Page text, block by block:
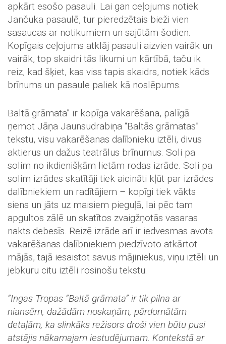
apkārt esošo pasauli. Lai gan ceļojums notiek
Jančuka pasaulē, tur pieredzētais bieži vien
sasaucas ar notikumiem un sajūtām šodien.
Kopīgais ceļojums atklāj pasauli aizvien vairāk un
vairāk, top skaidri tās likumi un kārtībā, taču ik
reiz, kad šķiet, kas viss tapis skaidrs, notiek kāds
brīnums un pasaule paliek kā noslēpums.
Baltā grāmata” ir kopīga vakarēšana, palīgā
ņemot Jāņa Jaunsudrabiņa “Baltās grāmatas”
tekstu, visu vakarēšanas dalībnieku iztēli, divus
aktierus un dažus teatrālus brīnumus. Soli pa
solim no ikdienišķām lietām rodas izrāde. Soli pa
solim izrādes skatītāji tiek aicināti kļūt par izrādes
dalībniekiem un radītājiem – kopīgi tiek vākts
siens un jāts uz maisiem pieguļā, lai pēc tam
apgultos zālē un skatītos zvaigžņotās vasaras
nakts debesīs. Reizē izrāde arī ir iedvesmas avots
vakarēšanas dalībniekiem piedzīvoto atkārtot
mājās, tajā iesaistot savus mājiniekus, viņu iztēli un
jebkuru citu iztēli rosinošu tekstu.
“Ingas Tropas “Baltā grāmata” ir tik pilna ar
niansēm, dažādām noskaņām, pārdomātām
detaļām, ka slinkāks režisors droši vien būtu pusi
atstājis nākamajam iestudējumam. Kontekstā ar